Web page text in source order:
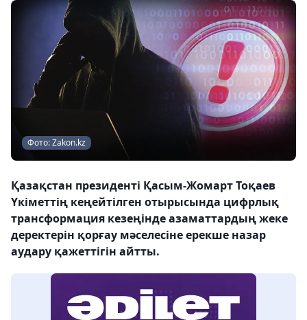
Фото: Zakon.kz
Қазақстан президенті Қасым-Жомарт Тоқаев
Үкіметтің кеңейтілген отырысында цифрлық
трансформация кезеңінде азаматтардың жеке
деректерін қорғау мәселесіне ерекше назар
аудару қажеттігін айтты.